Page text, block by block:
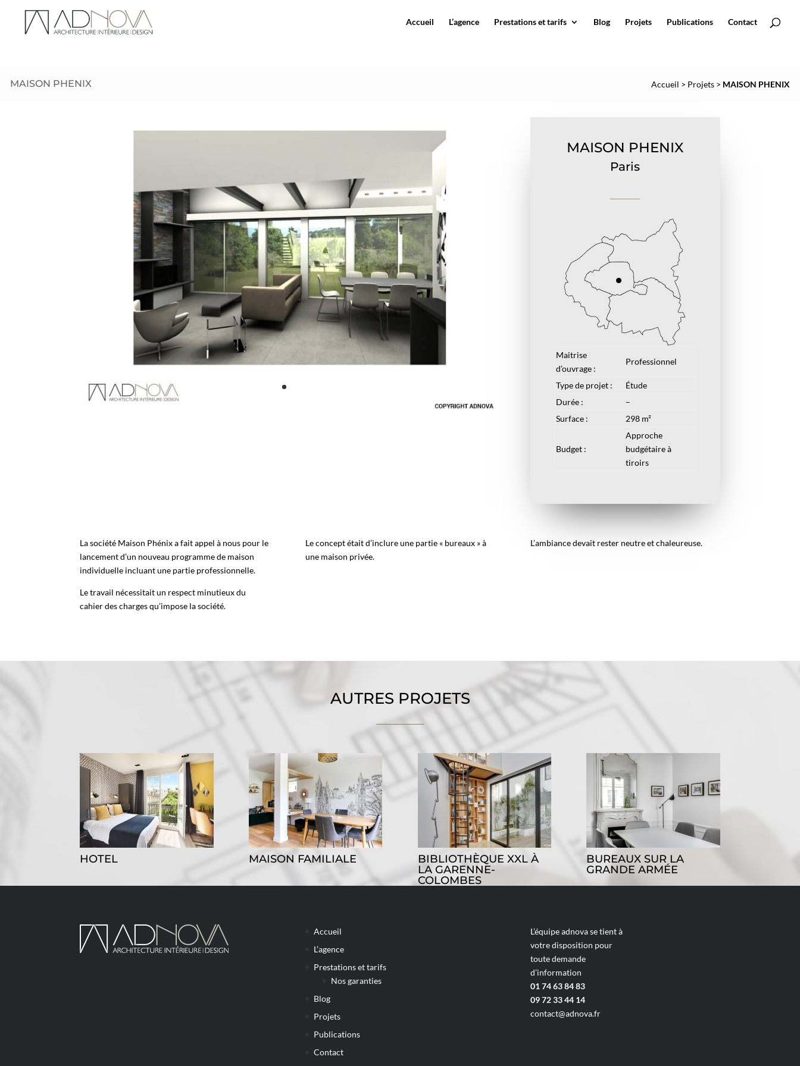
Accueil L’agence Prestations et tarifs Blog Projets Publications Contact
MAISON PHENIX Accueil > Projets > MAISON PHENIX
MAISON PHENIX
Paris
Maitrise
d’ouvrage :
Professionnel
Type de projet :
Étude
Durée :
–
Surface :
298 m²
Budget :
Approche
budgétaire à
tiroirs
La société Maison Phénix a fait appel à nous pour le
lancement d’un nouveau programme de maison
individuelle incluant une partie professionnelle.
Le travail nécessitait un respect minutieux du
cahier des charges qu’impose la société.
Le concept était d’inclure une partie « bureaux » à
une maison privée.
L’ambiance devait rester neutre et chaleureuse.
AUTRES PROJETS
HOTEL MAISON FAMILIALE
BIBLIOTHÈQUE XXL À
LA GARENNE-
COLOMBES
BUREAUX SUR LA
GRANDE ARMÉE
Accueil
L’agence
Prestations et tarifs
Nos garanties
Blog
Projets
Publications
Contact
L’équipe adnova se tient à
votre disposition pour
toute demande
d’information
01 74 63 84 83
09 72 33 44 14
contact@adnova.fr